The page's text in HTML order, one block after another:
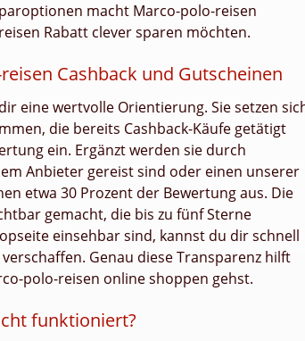
macht Marco-polo-reisen
Rabatt clever sparen möchten.
Cashback und Gutscheinen
eine wertvolle Orientierung. Sie setzen
die bereits Cashback-Käufe getätigt
ein. Ergänzt werden sie durch
Anbieter gereist sind oder einen unserer
etwa 30 Prozent der Bewertung aus. Die
gemacht, die bis zu fünf Sterne
einsehbar sind, kannst du dir schnell
Genau diese Transparenz hilft
polo-reisen online shoppen gehst.
funktioniert?